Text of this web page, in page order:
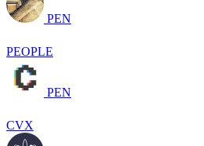
PEN
PEOPLE
PEN
CVX